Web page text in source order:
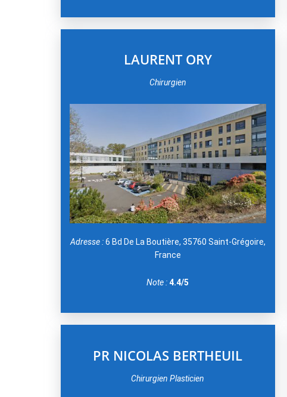
LAURENT ORY
Chirurgien
Adresse :6 Bd De La Boutière, 35760 Saint-Grégoire,
France
Note : 4.4/5
PR NICOLAS BERTHEUIL
Chirurgien Plasticien